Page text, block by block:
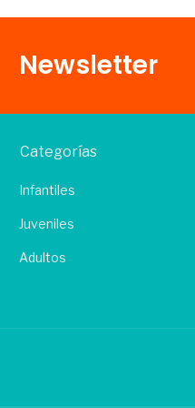
Newsletter
Categorías
Infantiles
Juveniles
Adultos